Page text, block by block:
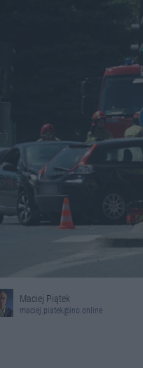
Maciej Piątek
maciej.piatek@ino.online